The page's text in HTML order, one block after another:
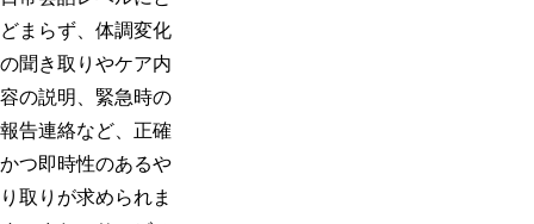
どまらず、体調変化
の聞き取りやケア内
容の説明、緊急時の
報告連絡など、正確
かつ即時性のあるや
り取りが求められま